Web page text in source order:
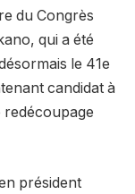
du Congrès
qui a été
le 41e
candidat à
redécoupage
président